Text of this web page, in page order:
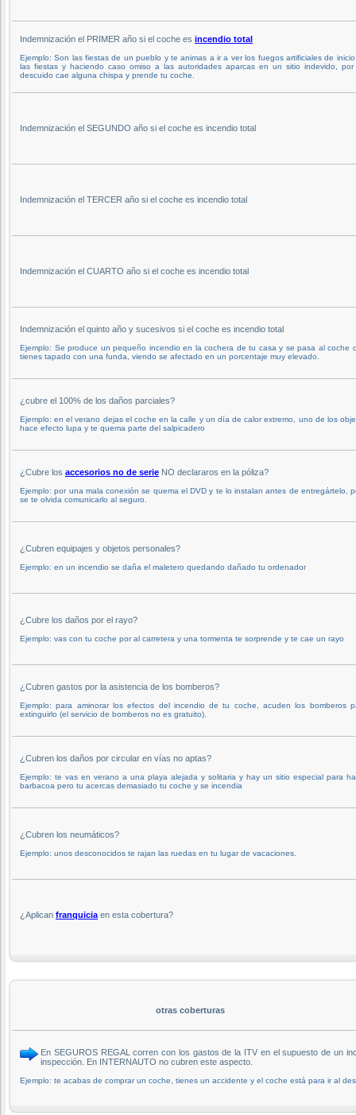
Indemnización el PRIMER año si el coche es incendio total
Ejemplo: Son las fiestas de un pueblo y te animas a ir a ver los fuegos artificiales de
las fiestas y haciendo caso omiso a las autoridades aparcas en un sitio indevido, por
descuido cae alguna chispa y prende tu coche.
Indemnización el SEGUNDO año si el coche es incendio total
Indemnización el TERCER año si el coche es incendio total
Indemnización el CUARTO año si el coche es incendio total
Indemnización el quinto año y sucesivos si el coche es incendio total
Ejemplo: Se produce un pequeño incendio en la cochera de tu casa y se pasa al coche
tienes tapado con una funda, viendo se afectado en un porcentaje muy elevado.
¿cubre el 100% de los daños parciales?
Ejemplo: en el verano dejas el coche en la calle y un día de calor extremo, uno de los
hace efecto lupa y te quema parte del salpicadero
¿Cubre los accesorios no de serie NO declararos en la póliza?
Ejemplo: por una mala conexión se quema el DVD y te lo instalan antes de entregártelo,
se te olvida comunicarlo al seguro.
¿Cubren equipajes y objetos personales?
Ejemplo: en un incendio se daña el maletero quedando dañado tu ordenador
¿Cubre los daños por el rayo?
Ejemplo: vas con tu coche por al carretera y una tormenta te sorprende y te cae un rayo
¿Cubren gastos por la asistencia de los bomberos?
Ejemplo: para aminorar los efectos del incendio de tu coche, acuden los bomberos
extinguirlo (el servicio de bomberos no es gratuito).
¿Cubren los daños por circular en vías no aptas?
Ejemplo: te vas en verano a una playa alejada y solitaria y hay un sitio especial para
barbacoa pero tu acercas demasiado tu coche y se incendia
¿Cubren los neumáticos?
Ejemplo: unos desconocidos te rajan las ruedas en tu lugar de vacaciones.
¿Aplican franquicia en esta cobertura?
otras coberturas
En SEGUROS REGAL corren con los gastos de la ITV en el supuesto de un
inspección. En INTERNAUTO no cubren este aspecto.
Ejemplo: te acabas de comprar un coche, tienes un accidente y el coche está para ir al